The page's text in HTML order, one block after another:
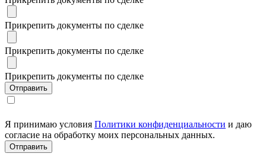
Прикрепить документы по сделке
Прикрепить документы по сделке
Прикрепить документы по сделке
Я принимаю условия Политики конфиденциальности и даю
согласие на обработку моих персональных данных.